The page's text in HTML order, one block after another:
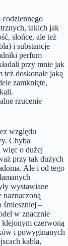
takich jak
słońce, ale też
i substancje
perfum
przy mnie jak
też doskonale jaką
zamknięte,
rzucenie
względu
Chyba
więc o dużej
przy tak dużych
Ale i od tego
wystawiane
naznaczoną
śmieszniej –
w znacznie
klejonym czerwoną
i powyginanych
kabla,